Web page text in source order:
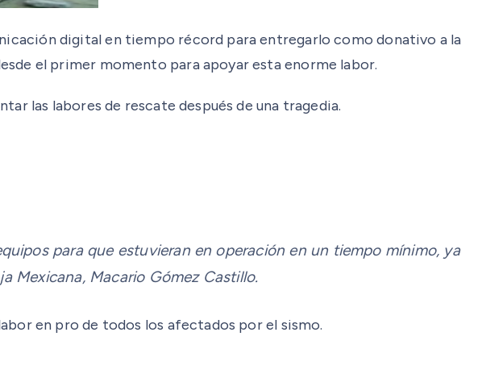
digital en tiempo récord para entregarlo como donativo a la
el primer momento para apoyar esta enorme labor.
las labores de rescate después de una tragedia.
para que estuvieran en operación en un tiempo mínimo, ya
Mexicana, Macario Gómez Castillo.
en pro de todos los afectados por el sismo.